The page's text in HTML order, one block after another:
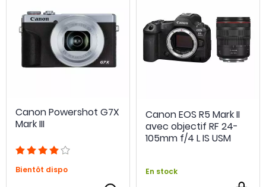
Canon Powershot G7X
Mark III
Bientôt dispo
Canon EOS R5 Mark II
avec objectif RF 24-
105mm f/4 L IS USM
En stock